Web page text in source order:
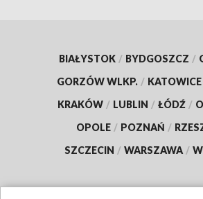
BIAŁYSTOK / BYDGOSZCZ /
GORZÓW WLKP. / KATOWICE
KRAKÓW / LUBLIN / ŁÓDŹ /
OPOLE / POZNAŃ /
SZCZECIN / WARSZAWA /